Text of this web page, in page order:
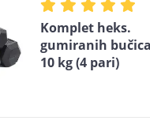
Komplet heks.
gumiranih
10 kg (4 pari)